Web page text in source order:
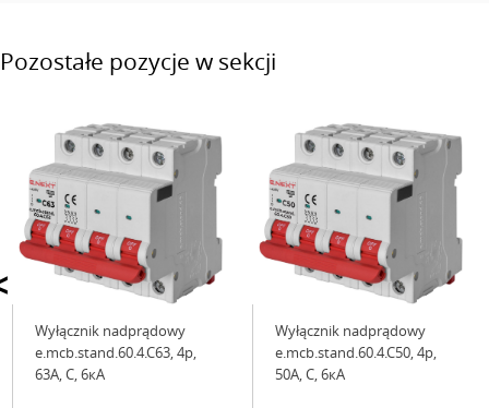
Pozostałe pozycje w sekcji
Wyłącznik nadprądowy
e.mcb.stand.60.4.C63, 4р,
63А, C, 6кА
Wyłącznik nadprądowy
e.mcb.stand.60.4.C50, 4р,
50А, C, 6кА